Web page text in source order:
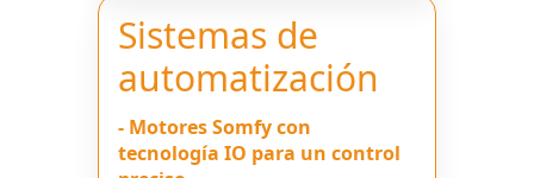
Sistemas de
automatización
- Motores Somfy con
tecnología IO para un control